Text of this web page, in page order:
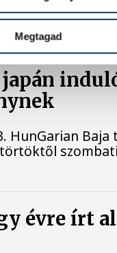
Megtagad
ben.
HunGarian
évre írt